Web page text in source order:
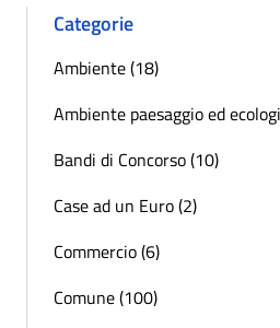
Categorie
Ambiente (18)
Ambiente paesaggio ed
Bandi di Concorso (10)
Case ad un Euro (2)
Commercio (6)
Comune (100)